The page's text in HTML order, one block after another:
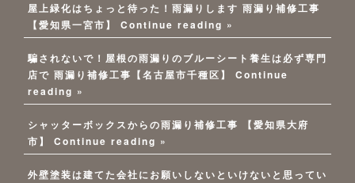
屋上緑化はちょっと待った！雨漏りします 雨漏り補修工事
【愛知県一宮市】
Continue reading »
騙されないで！屋根の雨漏りのブルーシート養生は必ず専門
店で 雨漏り補修工事【名古屋市千種区】
Continue
reading »
シャッターボックスからの雨漏り補修工事 【愛知県大府
市】
Continue reading »
外壁塗装は建てた会社にお願いしないといけないと思ってい